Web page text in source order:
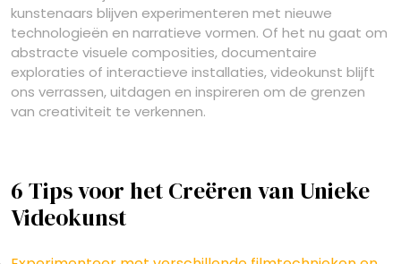
kunstenaars blijven experimenteren met nieuwe
technologieën en narratieve vormen. Of het nu gaat om
abstracte visuele composities, documentaire
exploraties of interactieve installaties, videokunst blijft
ons verrassen, uitdagen en inspireren om de grenzen
van creativiteit te verkennen.
6 Tips voor het Creëren van Unieke
Videokunst